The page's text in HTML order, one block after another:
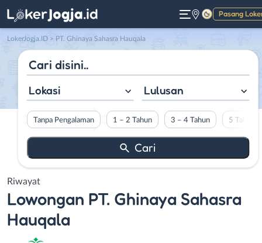
Pasang
Gelap
LokerJogja.ID > PT. Ghinaya Sahasra Hauqala
Lokasi Lulusan
Tanpa Pengalaman 1 – 2 Tahun 3 – 4 Tahun 5 Tahun
Riwayat
Lowongan PT. Ghinaya Sahasra
Hauqala